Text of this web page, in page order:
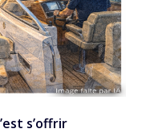
s’offrir